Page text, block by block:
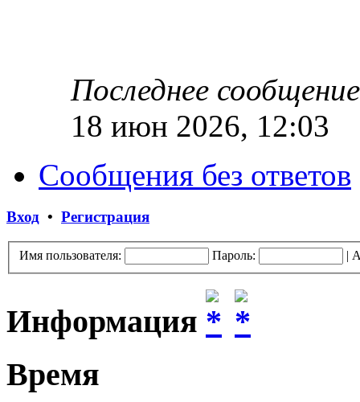
Последнее
18 июн 2026, 12:03
Сообщения без ответов
Вход • Регистрация
Имя пользователя: Пароль: |
Информация
Время